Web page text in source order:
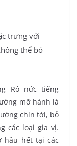
trưng với
thể bỏ
Rô nức tiếng
mỡ hành là
chín tới, bỏ
các loại gia vị.
hầu hết tại các